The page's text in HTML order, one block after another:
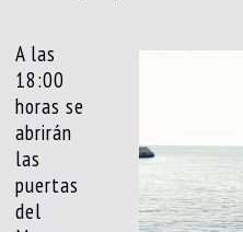
A las
18:00
horas se
abrirán
las
puertas
del